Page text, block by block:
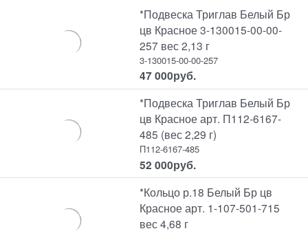
*Подвеска Триглав Белый Бр
цв Красное 3-130015-00-00-
257 вес 2,13 г
3-130015-00-00-257
47 000руб.
*Подвеска Триглав Белый Бр
цв Красное арт. П112-6167-
485 (вес 2,29 г)
П112-6167-485
52 000руб.
*Кольцо р.18 Белый Бр цв
Красное арт. 1-107-501-715
вес 4,68 г